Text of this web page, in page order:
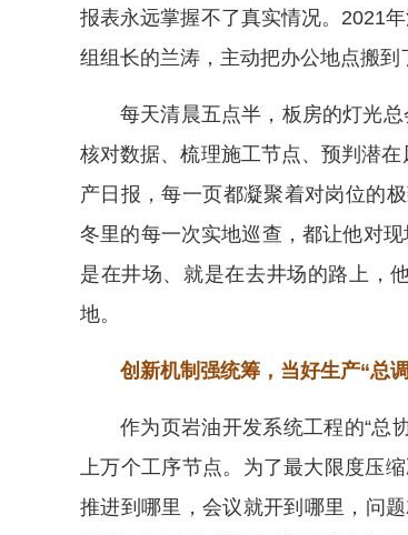
报表永远掌握不了真实情况。2021
组组长的兰涛，主动把办公地点搬到
每天清晨五点半，板房的灯光
核对数据、梳理施工节点、预判潜
产日报，每一页都凝聚着对岗位的
冬里的每一次实地巡查，都让他对
是在井场、就是在去井场的路上，
地。
创新机制强统筹，当好生产“总
作为页岩油开发系统工程的“总
上万个工序节点。为了最大限度压
推进到哪里，会议就开到哪里，问